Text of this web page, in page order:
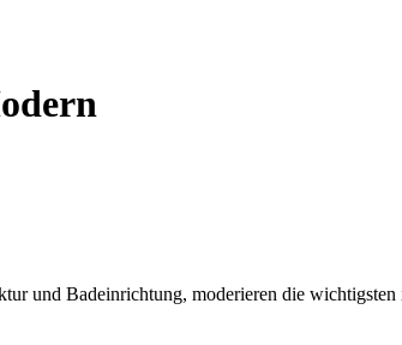
und Badeinrichtung, moderieren die